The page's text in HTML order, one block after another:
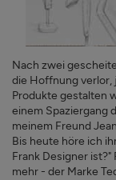
Nach zwei
die Hoffnung verlor,
Produkte gestalten
einem Spaziergang
meinem Freund
Bis heute höre ich
Frank Designer
mehr - der Marke